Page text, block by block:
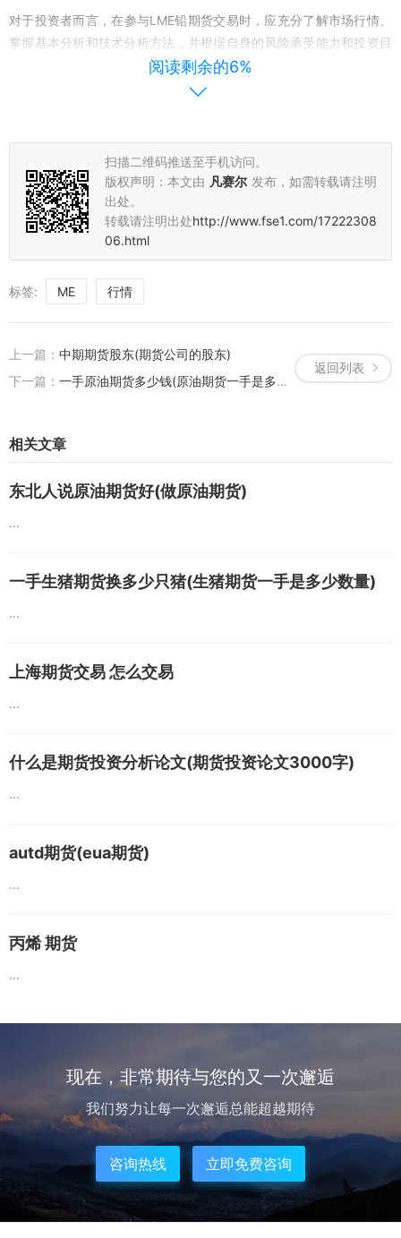
对于投资者而言，在参与LME铅期货交易时，应充分了解市场行情、
掌握基本分析和技术分析方法，并根据自身的风险承受能力和投资目
标，制定合理的投资策略。同时，要关注全球经济形势、政策调整等
因素的变化，及时调整投资方向和持仓结构。
动态，合理安排投资策略。在未来，我们也将继续关注LME铅期货市
场的行情变化，为投资者提供及时的市场分析和投资建议。
阅读剩余的6%
扫描二维码推送至手机访问。
版权声明：本文由 凡赛尔 发布，如需转载请注明
出处。
转载请注明出处http://www.fse1.com/17222308
06.html
标签: ME 行情
返回列表
上一篇： 中期期货股东(期货公司的股东)
下一篇： 一手原油期货多少钱(原油期货一手是多少数量)
相关文章
东北人说原油期货好(做原油期货)
...
一手生猪期货换多少只猪(生猪期货一手是多少数量)
...
上海期货交易 怎么交易
...
什么是期货投资分析论文(期货投资论文3000字)
...
autd期货(eua期货)
...
丙烯 期货
...
现在，非常期待与您的又一次邂逅
我们努力让每一次邂逅总能超越期待
咨询热线 立即免费咨询